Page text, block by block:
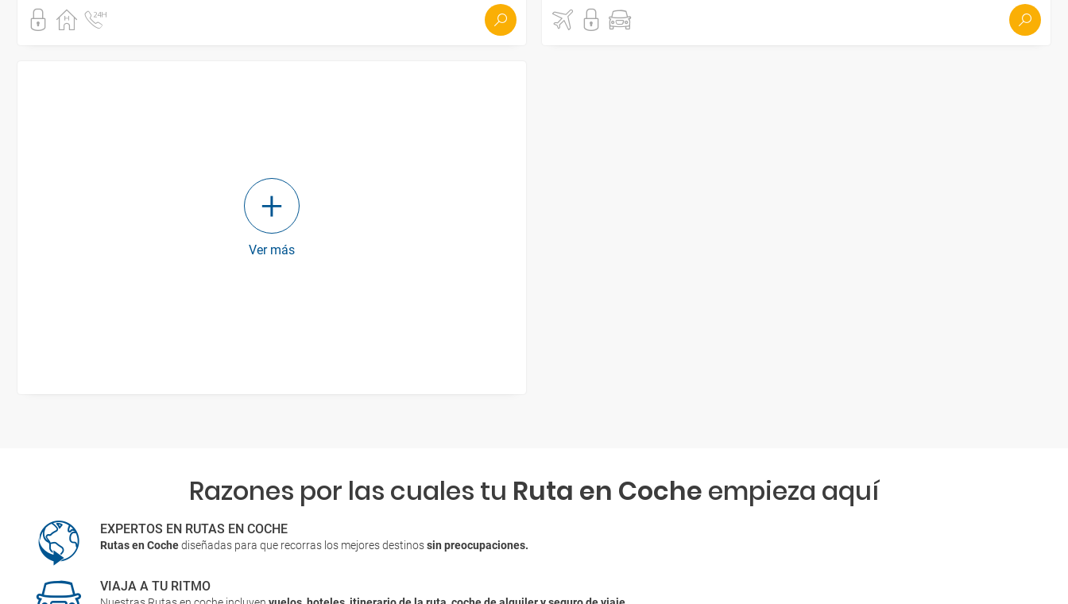
Ver más
Razones por las cuales tu Ruta en Coche empieza aquí
EXPERTOS EN RUTAS EN COCHE
Rutas en Cochediseñadas para que recorras los mejores destinossin preocupaciones.
VIAJA A TU RITMO